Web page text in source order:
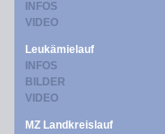
INFOS
VIDEO
Leukämielauf
INFOS
BILDER
VIDEO
MZ Landkreislauf